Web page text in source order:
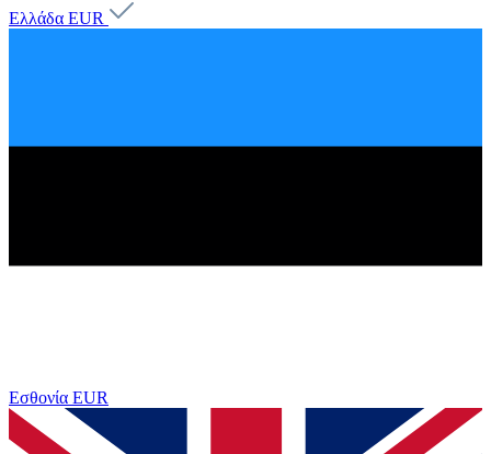
Ελλάδα EUR
Εσθονία EUR